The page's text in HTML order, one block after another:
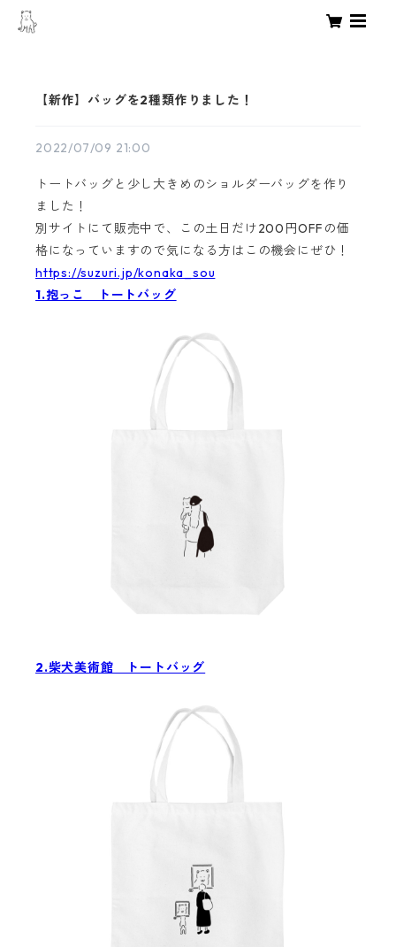
【新作】バッグを2種類作りました！
2022/07/09 21:00
トートバッグと少し大きめのショルダーバッグを作り
ました！
別サイトにて販売中で、この土日だけ200円OFFの価
格になっていますので気になる方はこの機会にぜひ！
https://suzuri.jp/konaka_sou
1.抱っこ トートバッグ
2.柴犬美術館 トートバッグ